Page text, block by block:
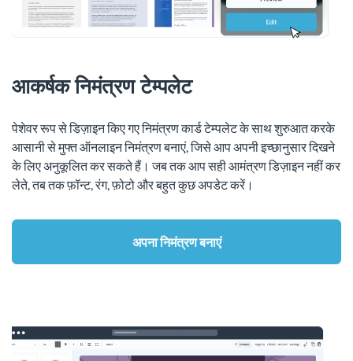
आकर्षक निमंत्रण टेम्पलेट
पेशेवर रूप से डिज़ाइन किए गए निमंत्रण कार्ड टेम्पलेट के साथ शुरुआत करके
आसानी से मुफ्त ऑनलाइन निमंत्रण बनाएं, जिसे आप अपनी इच्छानुसार दिखने
के लिए अनुकूलित कर सकते हैं। जब तक आप सही आमंत्रण डिज़ाइन नहीं कर
लेते, तब तक फ़ॉन्ट, रंग, फ़ोटो और बहुत कुछ अपडेट करें।
अपना निमंत्रण बनाएं